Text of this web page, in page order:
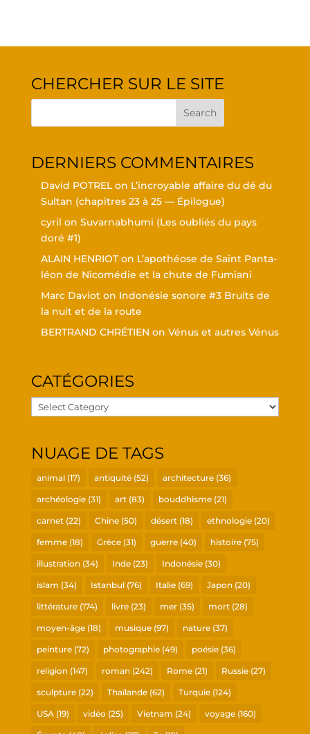
CHER­CHER SUR LE SITE
DER­NIERS COMMENTAIRES
David POTRELon L’in­croyable affaire du dé du
Sul­tan (cha­pitres 23 à 25 — Épilogue)
cyril on Suvar­nabhu­mi (Les oubliés du pays
doré #1)
ALAIN HENRIOTon L’a­po­théose de Saint Pan­ta­
léon de Nico­mé­die et la chute de Fumiani
Marc Davioton Indo­né­sie sonore #3 Bruits de
la nuit et de la route
BERTRAND CHRÉTIEN on Vénus et autres Vénus
CATÉ­GO­RIES
Caté­
go­
NUAGE DE TAGS
animal(17) antiquité(52) architecture(36)
archéologie(31) art(83) bouddhisme(21)
carnet(22) Chine(50) désert(18) ethnologie(20)
femme(18) Grèce(31) guerre(40) histoire(75)
illustration(34) Inde(23) Indonésie(30)
islam (34) Istanbul(76) Italie(69) Japon(20)
littérature(174) livre(23) mer(35) mort(28)
moyen-âge(18) musique(97) nature(37)
peinture(72) photographie(49) poésie(36)
religion(147) roman(242) Rome(21) Russie(27)
sculpture(22) Thaïlande(62) Turquie(124)
USA(19) vidéo (25) Vietnam (24) voyage(160)